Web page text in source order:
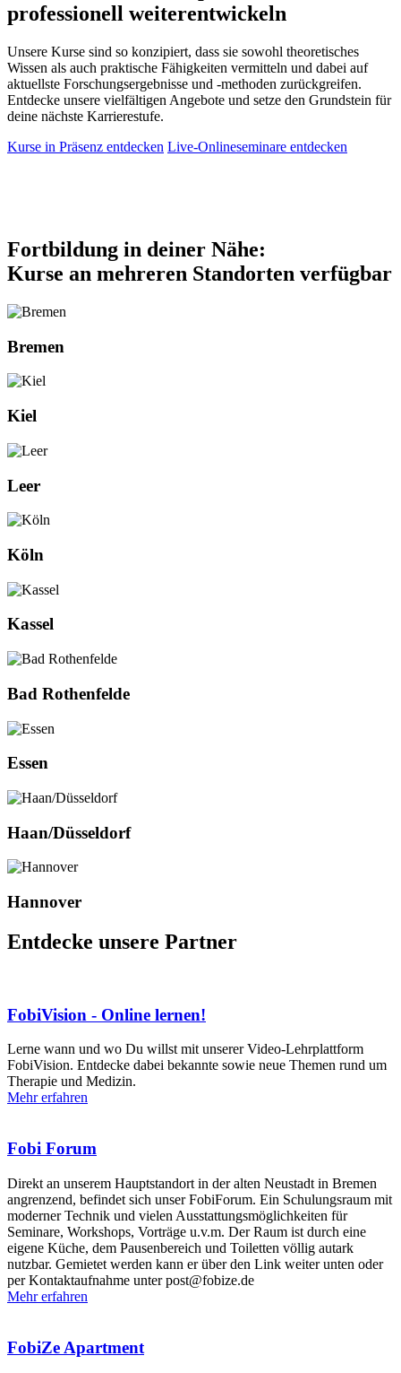
professionell weiterentwickeln
Unsere Kurse sind so konzipiert, dass sie sowohl theoretisches
Wissen als auch praktische Fähigkeiten vermitteln und dabei auf
aktuellste Forschungsergebnisse und -methoden zurückgreifen.
Entdecke unsere vielfältigen Angebote und setze den Grundstein für
deine nächste Karrierestufe.
Kurse in Präsenz entdecken Live-Onlineseminare entdecken
Fortbildung in deiner Nähe:
Kurse an mehreren Standorten verfügbar
Bremen
Kiel
Leer
Köln
Kassel
Bad Rothenfelde
Essen
Haan/Düsseldorf
Hannover
Entdecke unsere Partner
FobiVision - Online lernen!
Lerne wann und wo Du willst mit unserer Video-Lehrplattform
FobiVision. Entdecke dabei bekannte sowie neue Themen rund um
Therapie und Medizin.
Mehr erfahren
Fobi Forum
Direkt an unserem Hauptstandort in der alten Neustadt in Bremen
angrenzend, befindet sich unser FobiForum. Ein Schulungsraum mit
moderner Technik und vielen Ausstattungsmöglichkeiten für
Seminare, Workshops, Vorträge u.v.m. Der Raum ist durch eine
eigene Küche, dem Pausenbereich und Toiletten völlig autark
nutzbar. Gemietet werden kann er über den Link weiter unten oder
per Kontaktaufnahme unter post@fobize.de
Mehr erfahren
FobiZe Apartment